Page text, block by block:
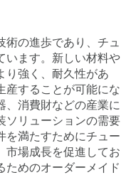
術の進歩であり、チュ
います。新しい材料や
り強く、耐久性があ
産することが可能にな
、消費財などの産業に
ソリューションの需要
を満たすためにチュー
市場成長を促進してお
ためのオーダーメイド